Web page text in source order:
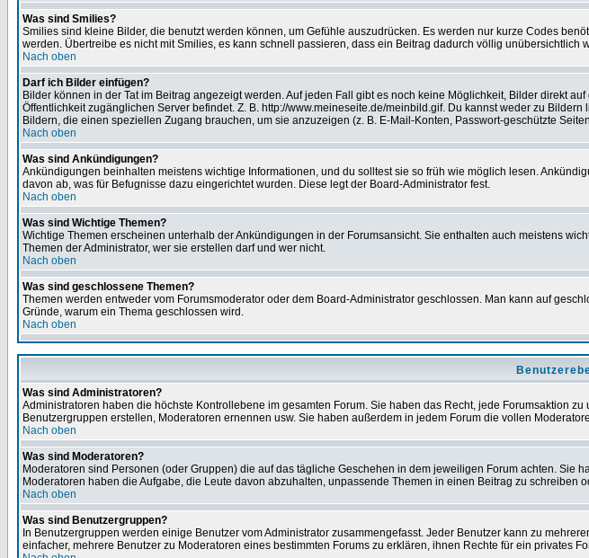
Was sind Smilies?
Smilies sind kleine Bilder, die benutzt werden können, um Gefühle auszudrücken. Es werden nur kurze Codes
werden. Übertreibe es nicht mit Smilies, es kann schnell passieren, dass ein Beitrag dadurch völlig
Nach oben
Darf ich Bilder einfügen?
Bilder können in der Tat im Beitrag angezeigt werden. Auf jeden Fall gibt es noch keine Möglichkeit, Bilder direkt
Öffentlichkeit zugänglichen Server befindet. Z. B. http://www.meineseite.de/meinbild.gif. Du kannst weder zu
Bildern, die einen speziellen Zugang brauchen, um sie anzuzeigen (z. B. E-Mail-Konten, Passwort-geschützte
Nach oben
Was sind Ankündigungen?
Ankündigungen beinhalten meistens wichtige Informationen, und du solltest sie so früh wie möglich lesen.
davon ab, was für Befugnisse dazu eingerichtet wurden. Diese legt der Board-Administrator fest.
Nach oben
Was sind Wichtige Themen?
Wichtige Themen erscheinen unterhalb der Ankündigungen in der Forumsansicht. Sie enthalten auch meistens
Themen der Administrator, wer sie erstellen darf und wer nicht.
Nach oben
Was sind geschlossene Themen?
Themen werden entweder vom Forumsmoderator oder dem Board-Administrator geschlossen. Man kann auf
Gründe, warum ein Thema geschlossen wird.
Nach oben
Was sind Administratoren?
Administratoren haben die höchste Kontrollebene im gesamten Forum. Sie haben das Recht, jede Forumsaktion
Benutzergruppen erstellen, Moderatoren ernennen usw. Sie haben außerdem in jedem Forum die vollen
Nach oben
Was sind Moderatoren?
Moderatoren sind Personen (oder Gruppen) die auf das tägliche Geschehen in dem jeweiligen Forum achten.
Moderatoren haben die Aufgabe, die Leute davon abzuhalten, unpassende Themen in einen Beitrag zu schreiben
Nach oben
Was sind Benutzergruppen?
In Benutzergruppen werden einige Benutzer vom Administrator zusammengefasst. Jeder Benutzer kann zu
einfacher, mehrere Benutzer zu Moderatoren eines bestimmten Forums zu erklären, ihnen Rechte für ein privates